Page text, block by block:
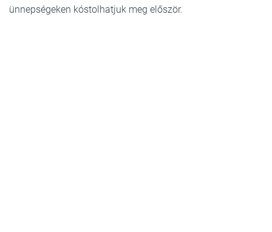
ünnepségeken kóstolhatjuk meg először.